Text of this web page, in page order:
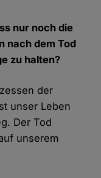
nur noch die
nach dem Tod
zu halten?
der
unser Leben
Der Tod
unserem